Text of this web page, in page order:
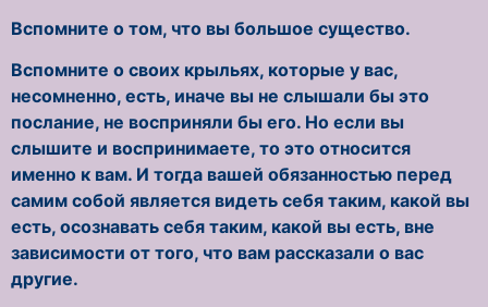
Вспомните о том, что вы большое существо.
Вспомните о своих крыльях, которые у вас,
несомненно, есть, иначе вы не слышали бы это
послание, не восприняли бы его. Но если вы
слышите и воспринимаете, то это относится
именно к вам. И тогда вашей обязанностью перед
самим собой является видеть себя таким, какой вы
есть, осознавать себя таким, какой вы есть, вне
зависимости от того, что вам рассказали о вас
другие.